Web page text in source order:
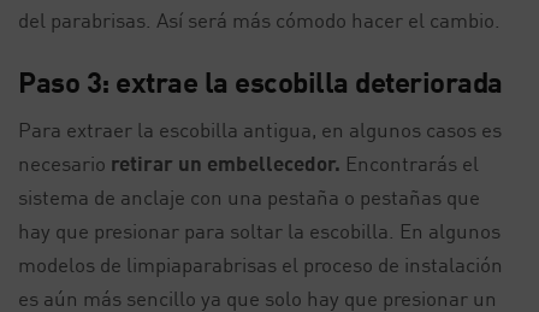
del parabrisas. Así será más cómodo hacer el cambio.
Paso 3: extrae la escobilla deteriorada
Para extraer la escobilla antigua, en algunos casos es
necesario retirar un embellecedor. Encontrarás el
sistema de anclaje con una pestaña o pestañas que
hay que presionar para soltar la escobilla. En algunos
modelos de limpiaparabrisas el proceso de instalación
es aún más sencillo ya que solo hay que presionar un